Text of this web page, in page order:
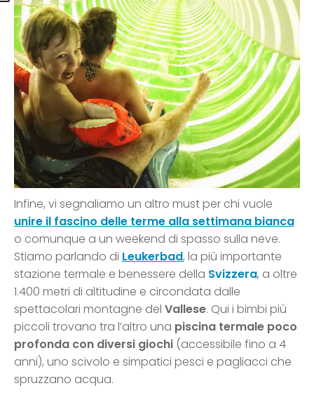
Infine, vi segnaliamo un altro must per chi vuole
unire il fascino delle terme alla settimana bianca
o comunque a un weekend di spasso sulla neve.
Stiamo parlando di Leukerbad, la più importante
stazione termale e benessere della Svizzera, a oltre
1.400 metri di altitudine e circondata dalle
spettacolari montagne del Vallese. Qui i bimbi più
piccoli trovano tra l’altro una piscina termale poco
profonda con diversi giochi (accessibile fino a 4
anni), uno scivolo e simpatici pesci e pagliacci che
spruzzano acqua.